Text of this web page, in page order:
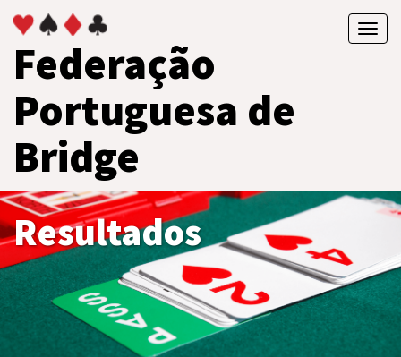
Federação
Portuguesa de
Bridge
Resultados